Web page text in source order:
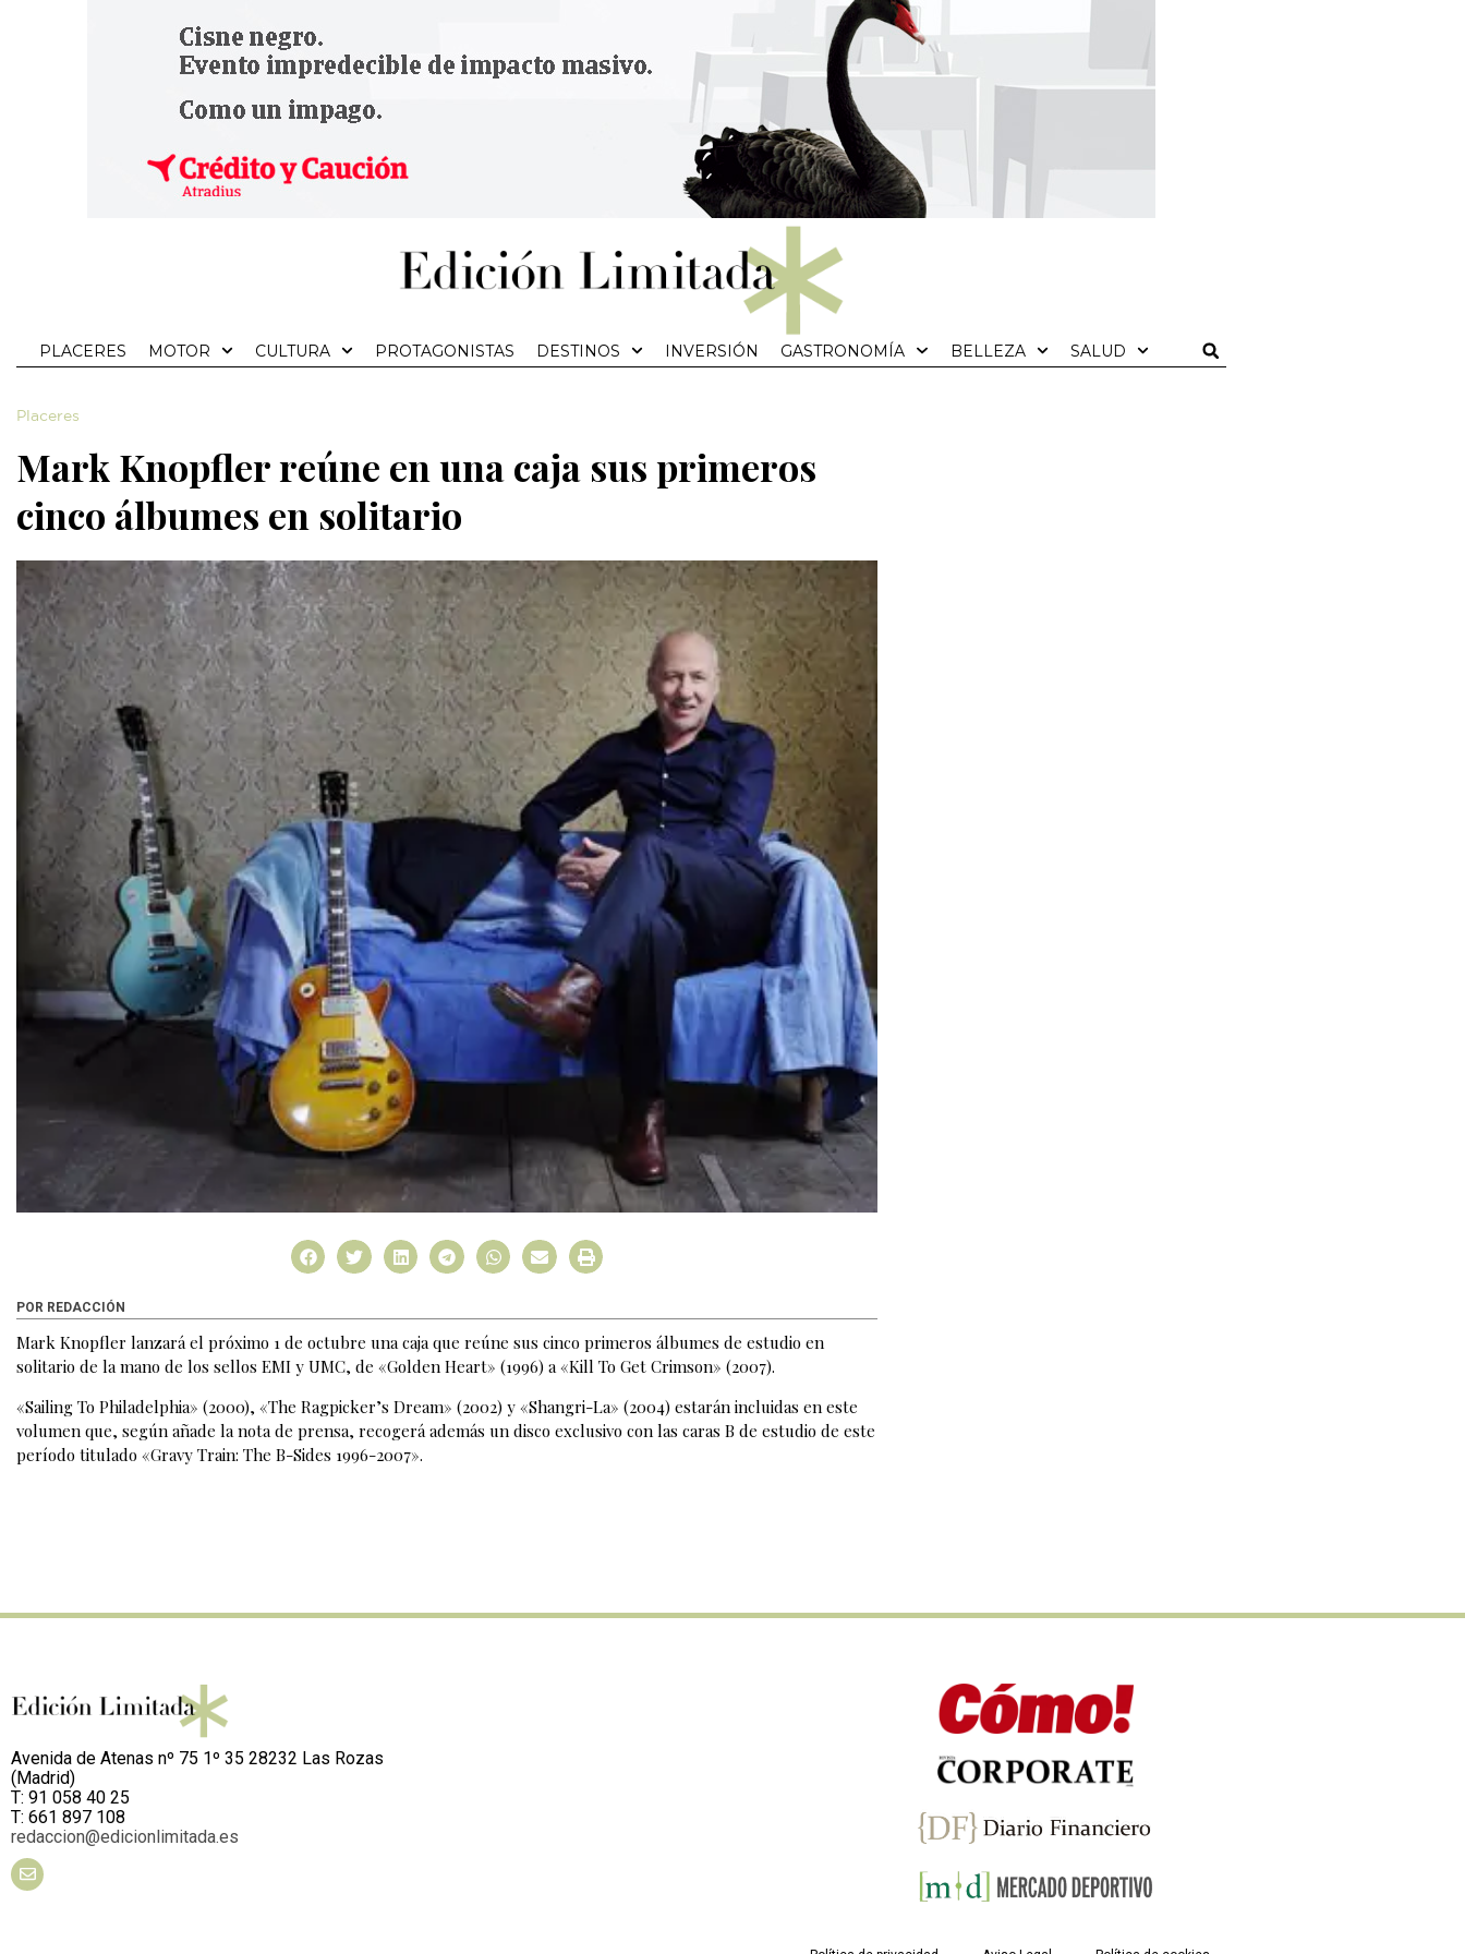
PLACERES MOTOR CULTURA PROTAGONISTAS DESTINOS INVERSIÓN GASTRONOMÍA BELLEZA SALUD
Placeres
Mark Knopfler reúne en una caja sus primeros
cinco álbumes en solitario
POR REDACCIÓN
Mark Knopfler lanzará el próximo 1 de octubre una caja que reúne sus cinco primeros álbumes de estudio en
solitario de la mano de los sellos EMI y UMC, de «Golden Heart» (1996) a «Kill To Get Crimson» (2007).
«Sailing To Philadelphia» (2000), «The Ragpicker’s Dream» (2002) y «Shangri-La» (2004) estarán incluidas en este
volumen que, según añade la nota de prensa, recogerá además un disco exclusivo con las caras B de estudio de este
período titulado «Gravy Train: The B-Sides 1996-2007».
Avenida de Atenas nº 75 1º 35 28232 Las Rozas
(Madrid)
T: 91 058 40 25
T: 661 897 108
redaccion@edicionlimitada.es